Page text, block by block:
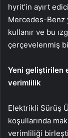
hyrit’in ayırt
Mercedes-Benz
kullanır ve bu
çerçevelenmiş
Yeni geliştirilen
verimlilik
Elektrikli Sürüş
koşullarında
verimliliği